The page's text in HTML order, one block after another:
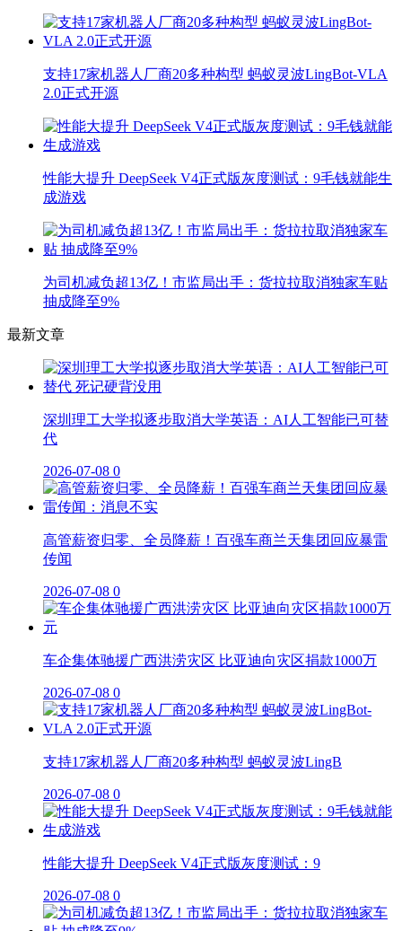
支持17家机器人厂商20多种构型 蚂蚁灵波LingBot-VLA
2.0正式开源
性能大提升 DeepSeek V4正式版灰度测试：9毛钱就能生
成游戏
为司机减负超13亿！市监局出手：货拉拉取消独家车贴
抽成降至9%
最新文章
深圳理工大学拟逐步取消大学英语：AI人工智能已可替
代
2026-07-08 0
高管薪资归零、全员降薪！百强车商兰天集团回应暴雷
传闻
2026-07-08 0
车企集体驰援广西洪涝灾区 比亚迪向灾区捐款1000万
2026-07-08 0
支持17家机器人厂商20多种构型 蚂蚁灵波LingB
2026-07-08 0
性能大提升 DeepSeek V4正式版灰度测试：9
2026-07-08 0